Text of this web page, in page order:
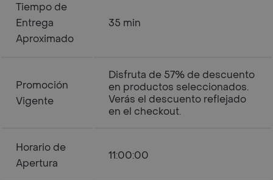
Tiempo de
Entrega
Aproximado
35 min
Promoción
Vigente
Disfruta de 57% de descuento
en productos seleccionados.
Verás el descuento reflejado
en el checkout.
Horario de
Apertura
11:00:00